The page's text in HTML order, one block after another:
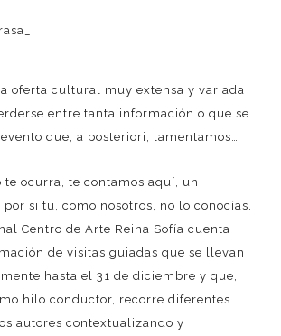
oferta cultural muy extensa y variada
entre tanta información o que se
que, a posteriori, lamentamos…
te ocurra, te contamos aquí, un
si tu, como nosotros, no lo conocías.
Centro de Arte Reina Sofía cuenta
de visitas guiadas que se llevan
hasta el 31 de diciembre y que,
hilo conductor, recorre diferentes
autores contextualizando y